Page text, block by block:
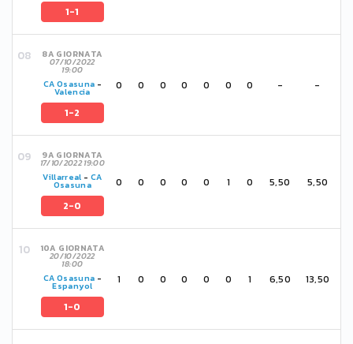
1-1
8A GIORNATA
07/10/2022
19:00
CA Osasuna -
Valencia
1-2
0 0 0 0 0 0 0 - -
9A GIORNATA
17/10/2022 19:00
Villarreal - CA
Osasuna
2-0
0 0 0 0 0 1 0 5,50 5,50
10A GIORNATA
20/10/2022
18:00
CA Osasuna -
Espanyol
1-0
1 0 0 0 0 0 1 6,50 13,50